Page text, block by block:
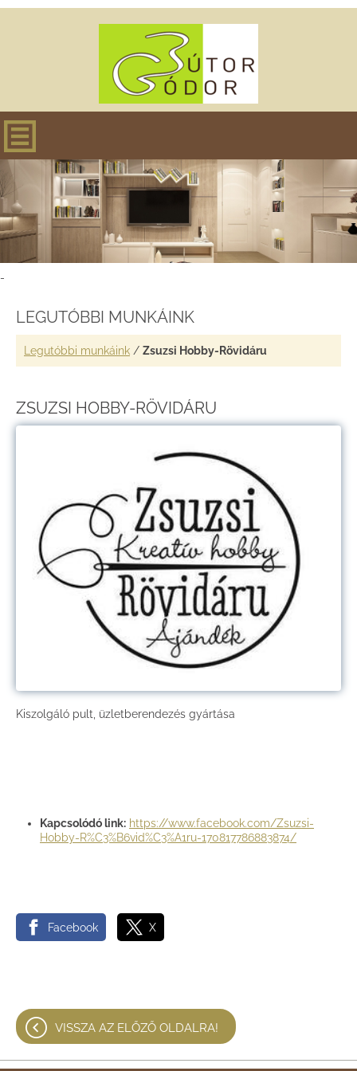
-
LEGUTÓBBI MUNKÁINK
Legutóbbi munkáink / Zsuzsi Hobby-Rövidáru
ZSUZSI HOBBY-RÖVIDÁRU
Kiszolgáló pult, üzletberendezés gyártása
Kapcsolódó link: https://www.facebook.com/Zsuzsi-
Hobby-R%C3%B6vid%C3%A1ru-170817786883874/
Facebook X
VISSZA AZ ELŐZŐ OLDALRA!